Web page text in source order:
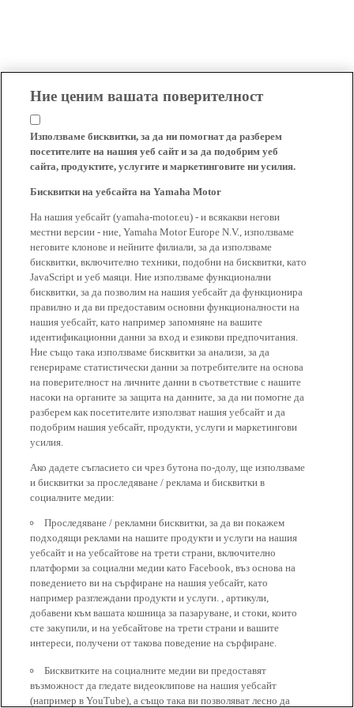
Ние ценим вашата поверителност
Използваме бисквитки, за да ни помогнат да разберем
посетителите на нашия уеб сайт и за да подобрим уеб
сайта, продуктите, услугите и маркетинговите ни усилия.
Бисквитки на уебсайта на Yamaha Motor
На нашия уебсайт (yamaha-motor.eu) - и всякакви негови
местни версии - ние, Yamaha Motor Europe N.V., използваме
неговите клонове и нейните филиали, за да използваме
бисквитки, включително техники, подобни на бисквитки, като
JavaScript и уеб маяци. Ние използваме функционални
бисквитки, за да позволим на нашия уебсайт да функционира
правилно и да ви предоставим основни функционалности на
нашия уебсайт, като например запомняне на вашите
идентификационни данни за вход и езикови предпочитания.
Ние също така използваме бисквитки за анализи, за да
генерираме статистически данни за потребителите на основа
на поверителност на личните данни в съответствие с нашите
насоки на органите за защита на данните, за да ни помогне да
разберем как посетителите използват нашия уебсайт и да
подобрим нашия уебсайт, продукти, услуги и маркетингови
усилия.
Ако дадете съгласието си чрез бутона по-долу, ще използваме
и бисквитки за проследяване / реклама и бисквитки в
социалните медии:
Проследяване / рекламни бисквитки, за да ви покажем
подходящи реклами на нашите продукти и услуги на нашия
уебсайт и на уебсайтове на трети страни, включително
платформи за социални медии като Facebook, въз основа на
поведението ви на сърфиране на нашия уебсайт, като
например разглеждани продукти и услуги. , артикули,
добавени към вашата кошница за пазаруване, и стоки, които
сте закупили, и на уебсайтове на трети страни и вашите
интереси, получени от такова поведение на сърфиране.
Бисквитките на социалните медии ви предоставят
възможност да гледате видеоклипове на нашия уебсайт
(например в YouTube), а също така ви позволяват лесно да